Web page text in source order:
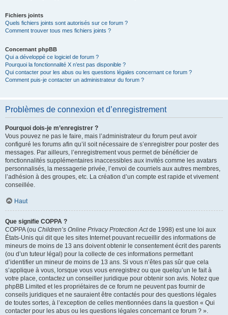
Fichiers joints
Quels fichiers joints sont autorisés sur ce forum ?
Comment trouver tous mes fichiers joints ?
Concernant phpBB
Qui a développé ce logiciel de forum ?
Pourquoi la fonctionnalité X n’est pas disponible ?
Qui contacter pour les abus ou les questions légales concernant ce forum ?
Comment puis-je contacter un administrateur du forum ?
Problèmes de connexion et d’enregistrement
Pourquoi dois-je m’enregistrer ?
Vous pouvez ne pas le faire, mais l’administrateur du forum peut avoir
configuré les forums afin qu’il soit nécessaire de s’enregistrer pour poster des
messages. Par ailleurs, l’enregistrement vous permet de bénéficier de
fonctionnalités supplémentaires inaccessibles aux invités comme les avatars
personnalisés, la messagerie privée, l’envoi de courriels aux autres membres,
l’adhésion à des groupes, etc. La création d’un compte est rapide et vivement
conseillée.
Haut
Que signifie COPPA ?
COPPA (ou Children’s Online Privacy Protection Actde 1998) est une loi aux
États-Unis qui dit que les sites Internet pouvant recueillir des informations de
mineurs de moins de 13 ans doivent obtenir le consentement écrit des parents
(ou d’un tuteur légal) pour la collecte de ces informations permettant
d’identifier un mineur de moins de 13 ans. Si vous n’êtes pas sûr que cela
s’applique à vous, lorsque vous vous enregistrez ou que quelqu’un le fait à
votre place, contactez un conseiller juridique pour obtenir son avis. Notez que
phpBB Limited et les propriétaires de ce forum ne peuvent pas fournir de
conseils juridiques et ne sauraient être contactés pour des questions légales
de toutes sortes, à l’exception de celles mentionnées dans la question « Qui
contacter pour les abus ou les questions légales concernant ce forum ? ».